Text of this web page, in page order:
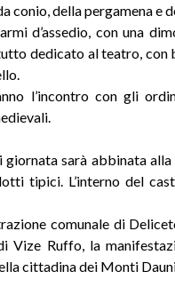
conio, della pergamena e
d’assedio, con una
dedicato al teatro, con
l’incontro con gli
giornata sarà abbinata
tipici. L’interno del
comunale di
Vize Ruffo, la
cittadina dei Monti